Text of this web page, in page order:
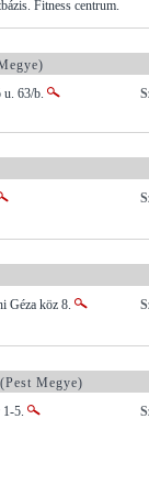
Fitness centrum.
63/b.
Géza köz 8.
(Pest Megye)
5.